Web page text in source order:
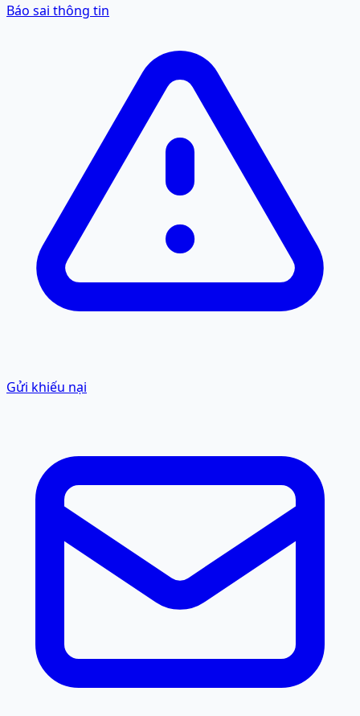
Báo sai thông tin
Gửi khiếu nại